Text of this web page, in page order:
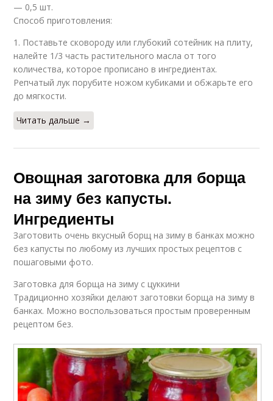
— 0,5 шт.
Способ приготовления:
1. Поставьте сковороду или глубокий сотейник на плиту,
налейте 1/3 часть растительного масла от того
количества, которое прописано в ингредиентах.
Репчатый лук порубите ножом кубиками и обжарьте его
до мягкости.
Читать дальше →
Овощная заготовка для борща
на зиму без капусты.
Ингредиенты
Заготовить очень вкусный борщ на зиму в банках можно
без капусты по любому из лучших простых рецептов с
пошаговыми фото.
Заготовка для борща на зиму с цуккини
Традиционно хозяйки делают заготовки борща на зиму в
банках. Можно воспользоваться простым проверенным
рецептом без.